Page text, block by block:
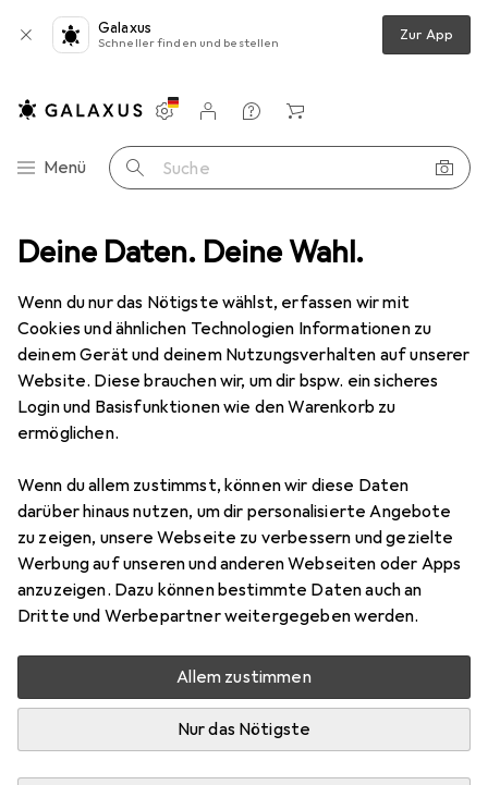
Deine Daten. Deine Wahl.
Wenn du nur das Nötigste wählst, erfassen wir mit
Cookies und ähnlichen Technologien Informationen zu
deinem Gerät und deinem Nutzungsverhalten auf unserer
Website. Diese brauchen wir, um dir bspw. ein sicheres
Login und Basisfunktionen wie den Warenkorb zu
ermöglichen.
Wenn du allem zustimmst, können wir diese Daten
darüber hinaus nutzen, um dir personalisierte Angebote
zu zeigen, unsere Webseite zu verbessern und gezielte
Werbung auf unseren und anderen Webseiten oder Apps
anzuzeigen. Dazu können bestimmte Daten auch an
Dritte und Werbepartner weitergegeben werden.
Allem zustimmen
Nur das Nötigste
Galaxus
Schneller finden und bestellen Zur App
Navigation nach Kategorien
Menü Suche
Einstellungen
Kundenkonto
Vergleichslisten
Merklisten
Warenkorb
Wanddekoration Bilderrahmen
4 Bilder
MENGENRABATT
DeknudtMela
13 x 18 cm
Preis in EUR inkl. MwSt.
EUR
6,85
Schneller lieferbar
Bewertungen
Mehr von Deknudt